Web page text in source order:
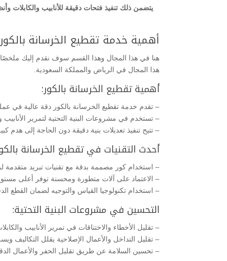
يتضمن ذلك تنفيذ فتحات دقيقة للأنابيب والكابلات
أهمية خدمة تقطيع الخرسانة
هنا في هذا المجال وهذا القسم سوف نقدم إليك ملخصًا
هذا المجال في الرياض والمملكة السعودية.
أهمية تقطيع الخرسانة بالكور:
– تقدم خدمة تقطيع الخرسانة بالكور دقة عالية في
– تستخدم في مشروعات البنية التحتية لتمرير الأنابيب
– تتيح تنفيذ تعديلات بنية دقيقة دون الحاجة إلى هدم
أحدث التقنيات في تقطيع الخرسانة
– استخدام كور مصممة بدقة مع تقنيات تبريد متقدمة
– الاعتماد على آلات متطورة ومحسنة توفر أعلى
– استخدام تكنولوجيا القياس والتوجيه لضمان القطع
التحسين في مشروعات البنية التحتية:
– تقليل الأخطاء والاختناقات في تمرير الأنابيب
– تقليل التداخل والأعمال الإصلاحية يقلل التكاليف
– تحسين السلامة عن طريق تقليل الحفر والأعمال